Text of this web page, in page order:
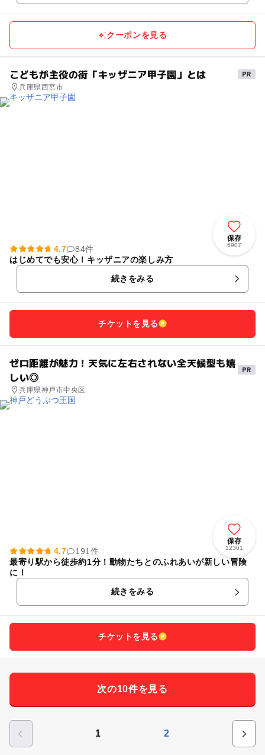
クーポンを見る
こどもが主役の街「キッザニア甲子園」とは
兵庫県西宮市
保存
6907
4.7
84件
はじめてでも安心！キッザニアの楽しみ方
続きをみる
チケットを見る
ゼロ距離が魅力！天気に左右されない全天候型も嬉
しい◎
兵庫県神戸市中央区
保存
12301
4.7
191件
最寄り駅から徒歩約1分！動物たちとのふれあいが新しい冒険
に！
続きをみる
チケットを見る
次の10件を見る
1 2